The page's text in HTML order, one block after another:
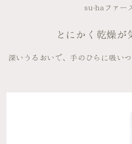
su-haファー
とにかく乾燥が
深いうるおいで、手のひらに吸い